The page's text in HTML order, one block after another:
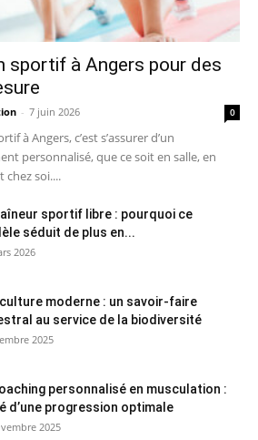
sportif à Angers pour des
- 7 juin 2026 0
à Angers, c’est s’assurer d’un
personnalisé, que ce soit en salle, en
soi....
sportif libre : pourquoi ce
séduit de plus en...
2026
moderne : un savoir-faire
au service de la biodiversité
2025
personnalisé en musculation :
d’une progression optimale
2025